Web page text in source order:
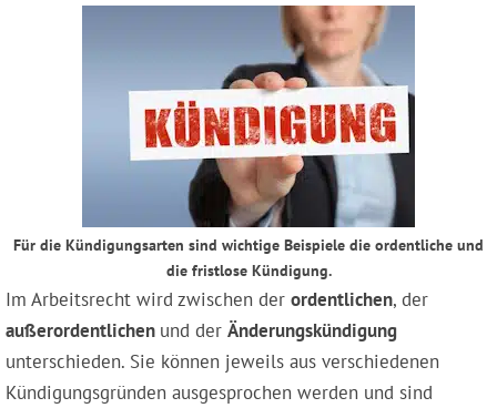
Für die Kündigungsarten sind wichtige Beispiele die ordentliche und
die fristlose Kündigung.
Im Arbeitsrecht wird zwischen der ordentlichen, der
außerordentlichen und der Änderungskündigung
unterschieden. Sie können jeweils aus verschiedenen
Kündigungsgründen ausgesprochen werden und sind